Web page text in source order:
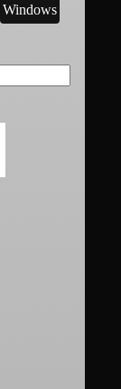
Windows